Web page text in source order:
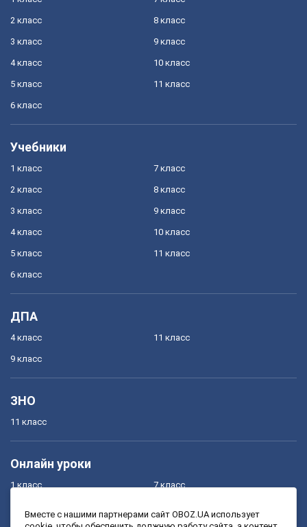
2 класс
3 класс
4 класс
5 класс
6 класс
8 класс
9 класс
10 класс
11 класс
Учебники
1 класс
2 класс
3 класс
4 класс
5 класс
6 класс
7 класс
8 класс
9 класс
10 класс
11 класс
ДПА
4 класс
9 класс
11 класс
ЗНО
11 класс
Онлайн уроки
1 класс 7 класс
Вместе с нашими партнерами сайт OBOZ.UA использует